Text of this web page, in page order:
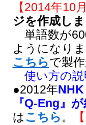
【2014年10
ジを作成しま
単語数が
ようになり
こちらで製作
使い方の説
●2012年
『Q-Eng』
はこちら。